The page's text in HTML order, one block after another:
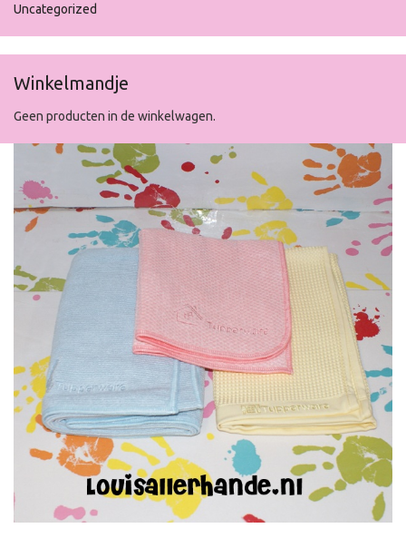
Uncategorized
Winkelmandje
Geen producten in de winkelwagen.